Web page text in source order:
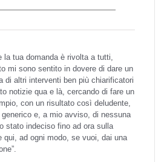
la tua domanda è rivolta a tutti,
mi sono sentito in dovere di dare un
di altri interventi ben più chiarificatori
notizie qua e là, cercando di fare un
con un risultato così deludente,
e, a mio avviso, di nessuna
stato indeciso fino ad ora sulla
qui, ad ogni modo, se vuoi, dai una